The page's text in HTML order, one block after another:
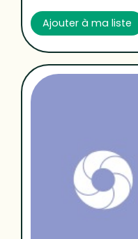
Ajouter à ma liste